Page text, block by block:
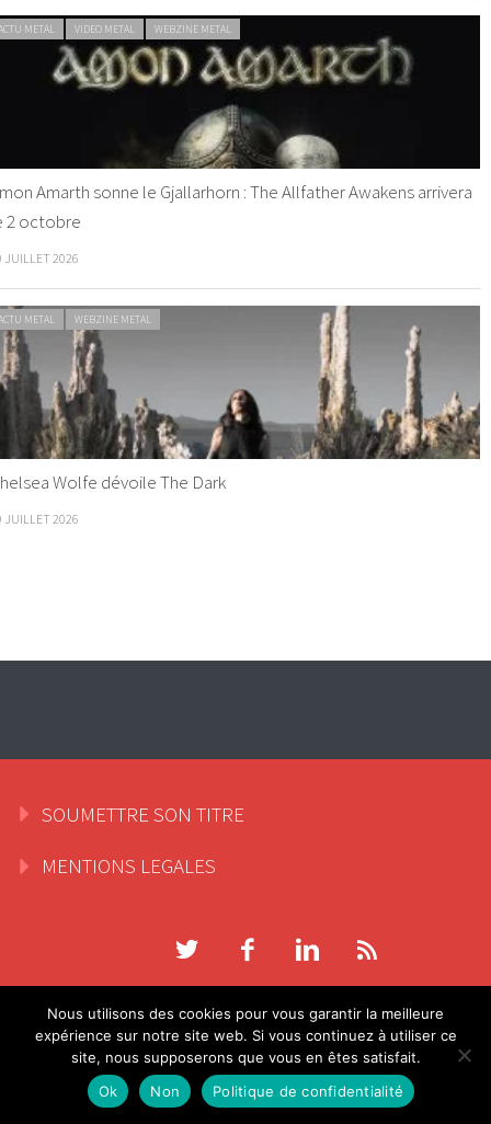
METAL VIDEO METAL WEBZINE METAL
Amarth sonne le Gjallarhorn : The Allfather Awakens arrivera
2 octobre
JUILLET 2026
METAL WEBZINE METAL
Wolfe dévoile The Dark
JUILLET 2026
SOUMETTRE SON TITRE
MENTIONS LEGALES
Nous utilisons des cookies pour vous garantir la meilleure
expérience sur notre site web. Si vous continuez à utiliser ce
site, nous supposerons que vous en êtes satisfait.
Ok
Non Politique de confidentialité